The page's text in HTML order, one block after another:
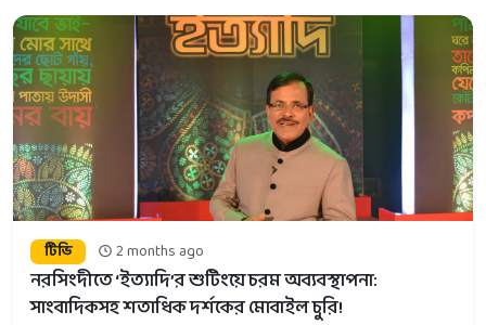
টিভি 2 months ago
নরসিংদীতে ‘ইত্যাদি’র শুটিংয়ে চরম অব্যবস্থাপনা:
সাংবাদিকসহ শতাধিক দর্শকের মোবাইল চুরি!